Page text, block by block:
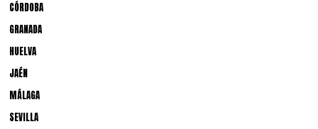
CÓRDOBA
GRANADA
HUELVA
JAÉN
MÁLAGA
SEVILLA